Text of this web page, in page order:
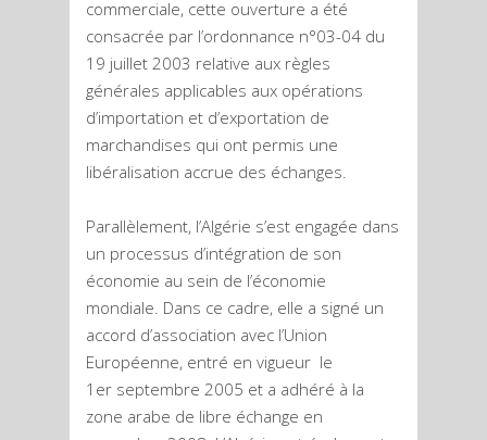
commerciale, cette ouverture a été
consacrée par l’ordonnance n°03-04 du
19 juillet 2003 relative aux règles
générales applicables aux opérations
d’importation et d’exportation de
marchandises qui ont permis une
libéralisation accrue des échanges.
Parallèlement, l’Algérie s’est engagée dans
un processus d’intégration de son
économie au sein de l’économie
mondiale. Dans ce cadre, elle a signé un
accord d’association avec l’Union
Européenne, entré en vigueur le
1 er septembre 2005 et a adhéré à la
zone arabe de libre échange en